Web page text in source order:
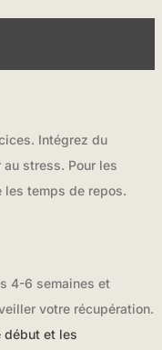
Intégrez du
stress. Pour les
les temps de repos.
4-6 semaines et
votre récupération.
début et les